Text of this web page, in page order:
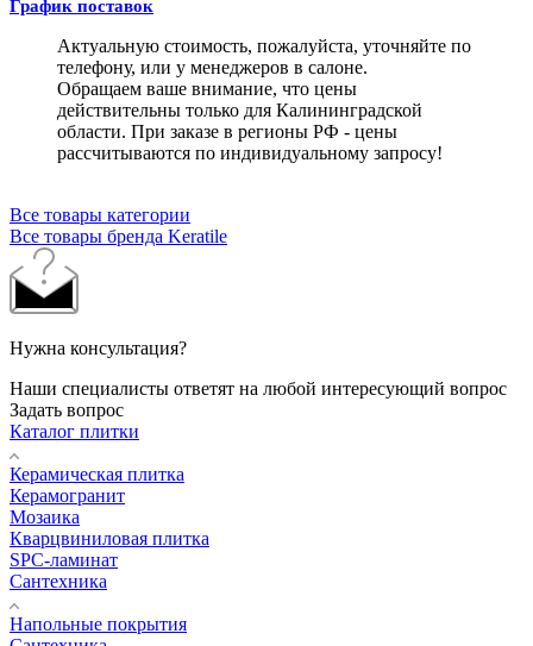
График поставок
Актуальную стоимость, пожалуйста, уточняйте по
телефону, или у менеджеров в салоне.
Обращаем ваше внимание, что цены
действительны только для Калининградской
области. При заказе в регионы РФ - цены
рассчитываются по индивидуальному запросу!
Все товары категории
Все товары бренда Keratile
Нужна консультация?
Наши специалисты ответят на любой интересующий вопрос
Задать вопрос
Каталог плитки
Керамическая плитка
Керамогранит
Мозаика
Кварцвиниловая плитка
SPC-ламинат
Сантехника
Напольные покрытия